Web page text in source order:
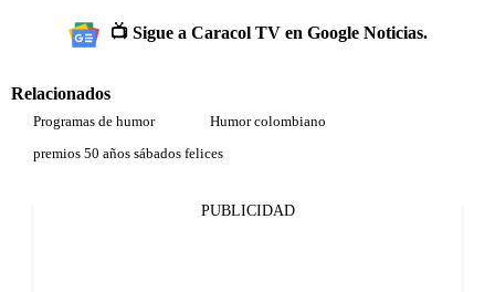
📺 Sigue a Caracol TV en Google Noticias.
Relacionados
Programas de humor
Humor colombiano
premios 50 años sábados felices
PUBLICIDAD